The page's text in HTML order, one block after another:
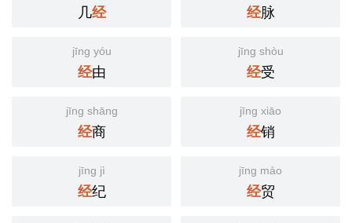
几经 经脉
jīng yóu
经由
jīng shòu
经受
jīng shāng
经商
jīng xiāo
经销
jīng jì
经纪
jīng mào
经贸